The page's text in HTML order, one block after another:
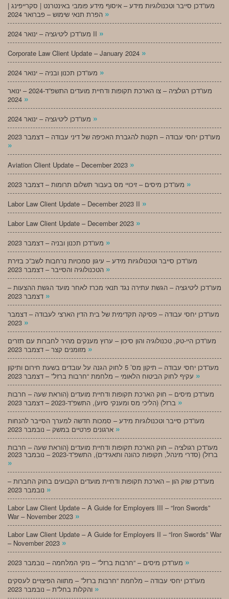
מעו”דכן סייבר וטכנולוגיות מידע – איסוף מידע פומבי באינטרנט | סקרייפינג |
»
מעו”דכן ליטיגציה – ינואר 2024 II »
Corporate Law Client Update – January 2024 »
»
מעו”דכן רגולציה – צו הארכת תקופות ודחיית מועדים התשפ”ד-2024 – ינואר
»
»
מעו”דכן יחסי עבודה – תקנות להגברת האכיפה של דיני עבודה – דצמבר 2023
»
Aviation Client Update – December 2023 »
»
Labor Law Client Update – December 2023 II »
Labor Law Client Update – December 2023 »
»
מעו”דכן סייבר וטכנולוגיות מידע – עיגון סמכויות נרחבות לשב”כ בזירת
»
מעו”דכן ליטיגציה – הגשת עתירה נגד תנאי מכרז לאחר מועד הגשת ההצעות –
»
מעו”דכן יחסי עבודה – פסיקה תקדימית של בית הדין הארצי לעבודה – דצמבר
»
מעו”דכן היי-טק, טכנולוגיה והון סיכון – ערוץ מענקים מהיר לחברות עם תזרים
»
מעו”דכן יחסי עבודה – תיקון מס’ 5 לחוק הגנה על עובדים בשעת חירום ותיקון
»
מעו”דכן מיסים – חוק הארכת תקופות ודחיית מועדים (הוראת שעה – חרבות
»
מעו”דכן סייבר וטכנולוגיות מידע – סמכות חדשה למערך הסייבר להנחות
»
מעו”דכן רגולציה – חוק הארכת תקופות ודחיית מועדים (הוראת שעה – חרבות
ברזל) (סדרי מינהל, תקופות כהונה ותאגידים), התשפ”ד-2023 – נובמבר 2023
»
מעו”דכן שוק הון – הארכת תקופות ודחיית מועדים הקבועים בחוק החברות –
»
Labor Law Client Update – A Guide for Employers III – “Iron Swords”
War – November 2023 »
Labor Law Client Update – A Guide for Employers II – “Iron Swords” War
– November 2023 »
»
מעו”דכן יחסי עבודה – מלחמת “חרבות ברזל” – מתווה הפיצויים לעסקים
»